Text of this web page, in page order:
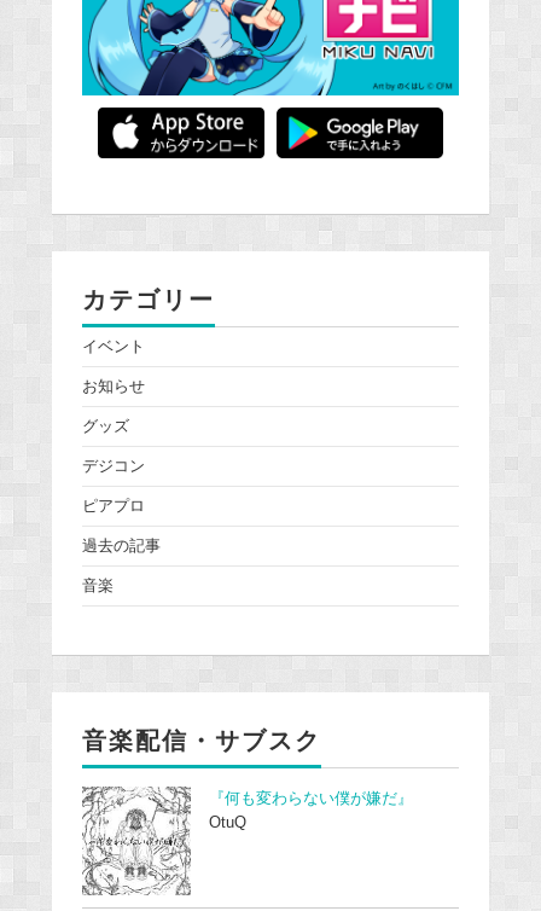
カテゴリー
イベント
お知らせ
グッズ
デジコン
ピアプロ
過去の記事
音楽
音楽配信・サブスク
『何も変わらない僕が嫌だ』
OtuQ